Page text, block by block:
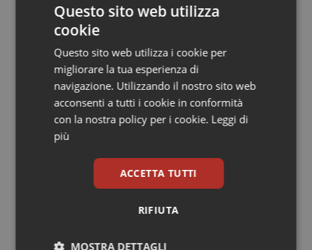
Provincia Autonoma di Trento
Puglia
Sardegna
Sicilia
Ipertensione & Scompenso
Malattie rare
Malattia di Crohn & Rettocolite Ulcerosa
Neuroscienze & patologie neurodegenerative
Gestione dell'Ipertensione resistente:
Leadership Infermieristica 2026: nuovi
modelli di responsabilità e autonomia
Leadership Medica 2026: guidare team
clinici ad alte prestazioni
odontoiatrico: applicazioni concrete e
Questo sito web utilizza
cookie
Questo sito web utilizza i cookie per
migliorare la tua esperienza di
navigazione. Utilizzando il nostro sito web
acconsenti a tutti i cookie in conformità
con la nostra policy per i cookie. Leggi di
più
ACCETTA TUTTI
RIFIUTA
MOSTRA DETTAGLI